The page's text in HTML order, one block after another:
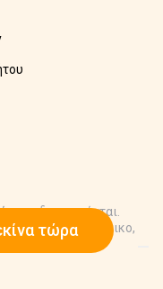
τώρα
διατηρούνται.
DE, και στην Τάμπικο,